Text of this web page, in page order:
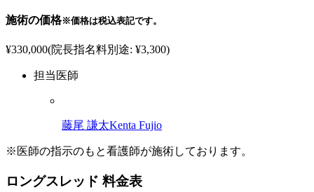
施術の価格※価格は税込表記です。
¥330,000(院長指名料別途: ¥3,300)
担当医師
藤尾 謙太Kenta Fujio
※医師の指示のもと看護師が施術しております。
ロングスレッド 料金表